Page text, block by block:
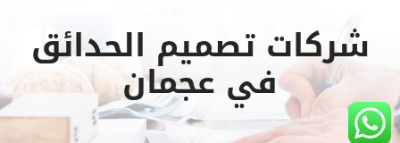
شركات تصميم الحدائق
في عجمان